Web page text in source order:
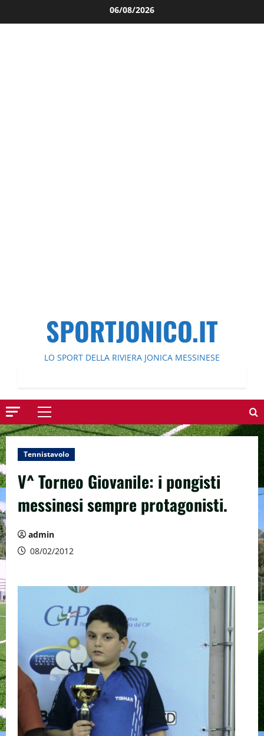
al
06/08/2026
SPORTJONICO.IT
LO SPORT DELLA RIVIERA JONICA MESSINESE
Menu
principale
Tennistavolo
V^ Torneo Giovanile: i pongisti
messinesi sempre protagonisti.
admin
08/02/2012